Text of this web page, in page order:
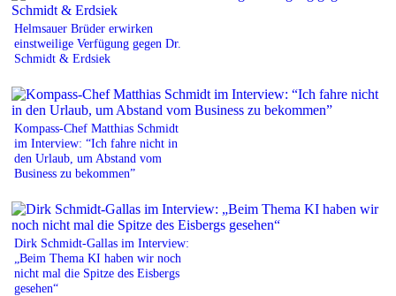
Helmsauer Brüder erwirken
einstweilige Verfügung gegen Dr.
Schmidt & Erdsiek
Kompass-Chef Matthias Schmidt
im Interview: “Ich fahre nicht in
den Urlaub, um Abstand vom
Business zu bekommen”
Dirk Schmidt-Gallas im Interview:
„Beim Thema KI haben wir noch
nicht mal die Spitze des Eisbergs
gesehen“